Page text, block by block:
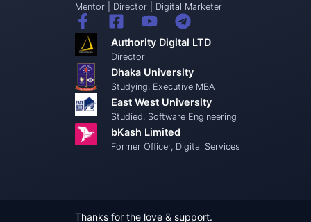
Mentor | Director | Digital Marketer
Authority Digital LTD
Director
Dhaka University
Studying, Executive MBA
East West University
Studied, Software Engineering
bKash Limited
Former Officer, Digital Services
Thanks for the love & support.